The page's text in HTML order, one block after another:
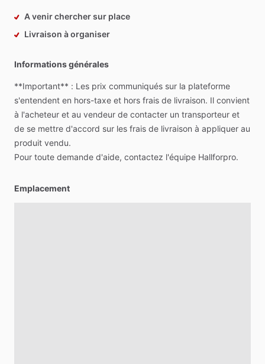
A venir chercher sur place
Livraison à organiser
Informations générales
**Important** : Les prix communiqués sur la plateforme
s'entendent en hors-taxe et hors frais de livraison. Il convient
à l'acheteur et au vendeur de contacter un transporteur et
de se mettre d'accord sur les frais de livraison à appliquer au
produit vendu.
Pour toute demande d'aide, contactez l'équipe Hallforpro.
Emplacement